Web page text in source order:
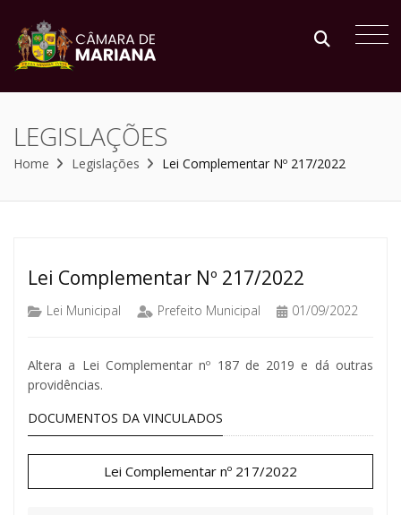
LEGISLAÇÕES
Home Legislações Lei Complementar Nº 217/2022
Lei Complementar Nº 217/2022
Lei Municipal Prefeito Municipal 01/09/2022
Altera a Lei Complementar nº 187 de 2019 e dá outras
providências.
DOCUMENTOS DA VINCULADOS
Lei Complementar nº 217/2022